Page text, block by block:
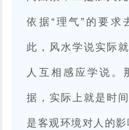
依据“理气”的要求
此，风水学说实际
人互相感应学说。
据，实际上就是时
是客观环境对人的影